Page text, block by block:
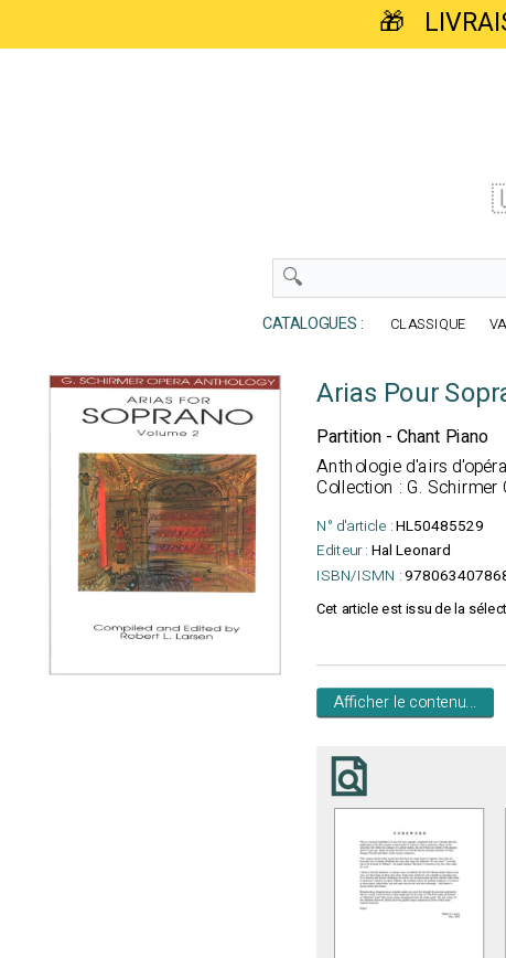
🎁
CATALOGUES : CLASSIQUE
Arias Pour
Partition - Chant Piano
Anthologie d'airs
Collection : G.
N° d'article :HL50485529
Editeur : Hal Leonard
ISBN/ISMN :
Cet article est issu de la
Afficher le contenu...